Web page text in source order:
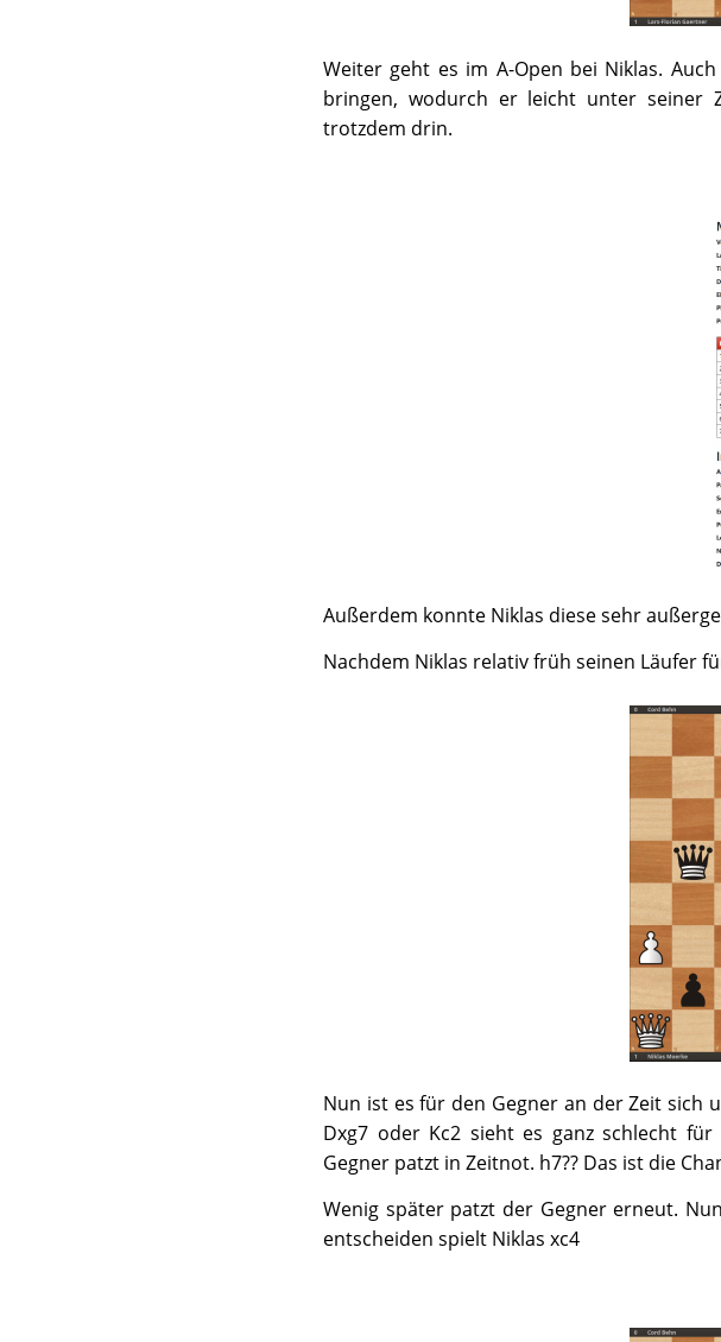
Weiter geht es im A-Open bei Niklas.
bringen, wodurch er leicht unter seiner
trotzdem drin.
Außerdem konnte Niklas diese sehr
Nachdem Niklas relativ früh seinen Läufer
Nun ist es für den Gegner an der Zeit sich
Dxg7 oder Kc2 sieht es ganz schlecht
Gegner patzt in Zeitnot. h7?? Das ist die
Wenig später patzt der Gegner erneut.
entscheiden spielt Niklas xc4